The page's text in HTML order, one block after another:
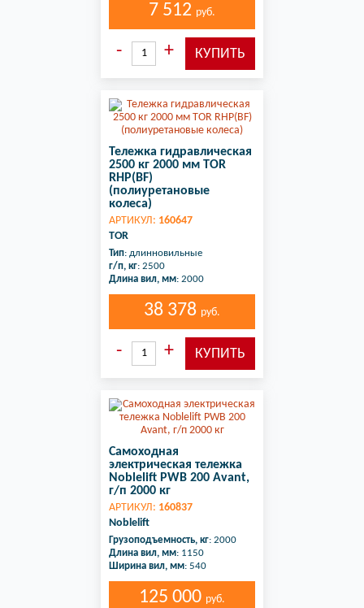
7 512 руб.
Тележка гидравлическая
2500 кг 2000 мм TOR
RHP(BF)
(полиуретановые
колеса)
АРТИКУЛ: 160647
TOR
Тип: длинновильные
г/п, кг: 2500
Длина вил, мм: 2000
38 378 руб.
Самоходная
электрическая тележка
Noblelift PWB 200 Avant,
г/п 2000 кг
АРТИКУЛ: 160837
Noblelift
Грузоподъемность, кг: 2000
Длина вил, мм: 1150
Ширина вил, мм: 540
125 000 руб.